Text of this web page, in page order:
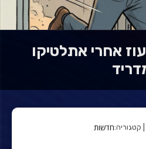
אחרי אתלטיקו
חדשות